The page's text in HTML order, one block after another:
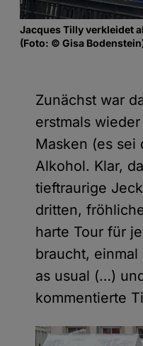
Jacques Tilly verkleidet
(Foto: © Gisa
Zunächst war
erstmals
Masken (es
Alkohol. Klar,
tieftraurige
dritten,
harte Tour für
braucht,
as usual (…)
kommentierte